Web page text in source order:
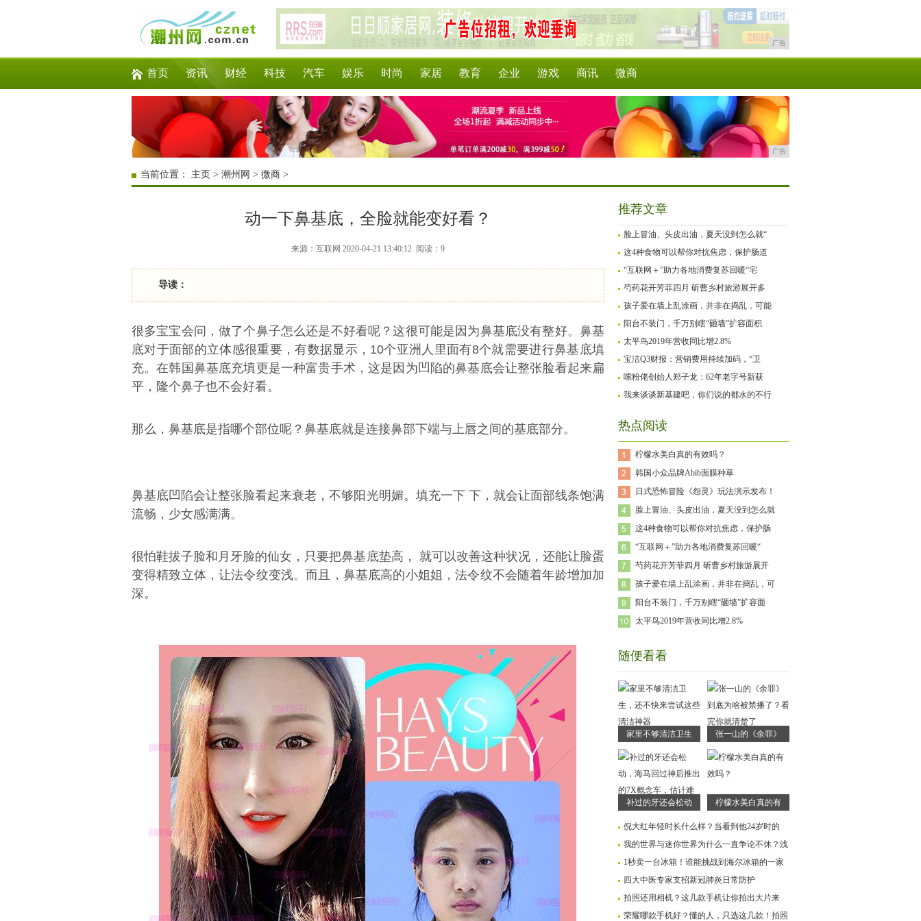
广告
首页 资讯 财经 科技 汽车 娱乐 时尚 家居 教育 企业 游戏 商讯 微商
广告
当前位置： 主页 > 潮州网 > 微商 >
动一下鼻基底，全脸就能变好看？
来源：互联网 2020-04-21 13:40:12 阅读：9
导读：
很多宝宝会问，做了个鼻子怎么还是不好看呢？这很可能是因为鼻基底没有整好。鼻基
底对于面部的立体感很重要，有数据显示，10个亚洲人里面有8个就需要进行鼻基底填
充。在韩国鼻基底充填更是一种富贵手术，这是因为凹陷的鼻基底会让整张脸看起来扁
平，隆个鼻子也不会好看。
那么，鼻基底是指哪个部位呢？鼻基底就是连接鼻部下端与上唇之间的基底部分。
鼻基底凹陷会让整张脸看起来衰老，不够阳光明媚。填充一下 下，就会让面部线条饱满
流畅，少女感满满。
很怕鞋拔子脸和月牙脸的仙女，只要把鼻基底垫高， 就可以改善这种状况，还能让脸蛋
变得精致立体，让法令纹变浅。而且，鼻基底高的小姐姐，法令纹不会随着年龄增加加
深。
推荐文章
脸上冒油、头皮出油，夏天没到怎么就“
这4种食物可以帮你对抗焦虑，保护肠道
“互联网＋”助力各地消费复苏回暖“宅
芍药花开芳菲四月 斫曹乡村旅游展开多
孩子爱在墙上乱涂画，并非在捣乱，可能
阳台不装门，千万别瞎“砸墙”扩容面积
太平鸟2019年营收同比增2.8%
宝洁Q3财报：营销费用持续加码，“卫
嗦粉佬创始人郑子龙：62年老字号新获
我来谈谈新基建吧，你们说的都水的不行
热点阅读
柠檬水美白真的有效吗？
韩国小众品牌Abib面膜种草
日式恐怖冒险《怨灵》玩法演示发布！
脸上冒油、头皮出油，夏天没到怎么就
这4种食物可以帮你对抗焦虑，保护肠
“互联网＋”助力各地消费复苏回暖“
芍药花开芳菲四月 斫曹乡村旅游展开
孩子爱在墙上乱涂画，并非在捣乱，可
阳台不装门，千万别瞎“砸墙”扩容面
太平鸟2019年营收同比增2.8%
随便看看
家里不够清洁卫生 张一山的《余罪》
补过的牙还会松动 柠檬水美白真的有
倪大红年轻时长什么样？当看到他24岁时的
我的世界与迷你世界为什么一直争论不休？浅
1秒卖一台冰箱！谁能挑战到海尔冰箱的一家
四大中医专家支招新冠肺炎日常防护
拍照还用相机？这几款手机让你拍出大片来
荣耀哪款手机好？懂的人，只选这几款！拍照